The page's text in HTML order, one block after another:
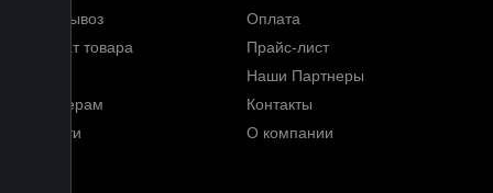
Самовывоз
Оплата
Возврат товара
Прайс-лист
Наши Партнеры
Партнерам
Контакты
Новости
О компании